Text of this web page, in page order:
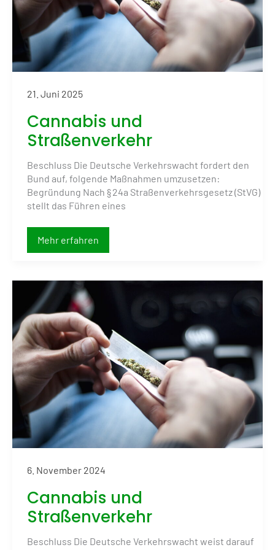
21. Juni 2025
Cannabis und
Straßenverkehr
Beschluss Die Deutsche Verkehrswacht fordert den
Bund auf, folgende Maßnahmen umzusetzen:
Begründung Nach § 24a Straßenverkehrsgesetz (StVG)
stellt das Führen eines
Cannabis
Mehr erfahren
6. November 2024
Cannabis und
Straßenverkehr
Beschluss Die Deutsche Verkehrswacht weist darauf